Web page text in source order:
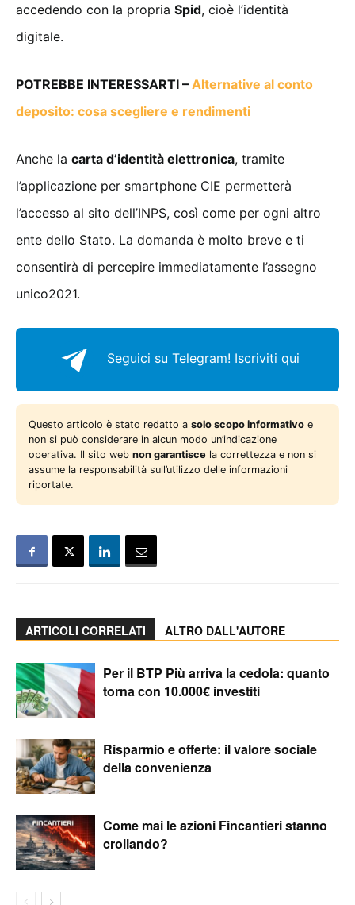
accedendo con la propria Spid, cioè l’identità
digitale.
POTREBBE INTERESSARTI – Alternative al conto
deposito: cosa scegliere e rendimenti
Anche la carta d’identità elettronica, tramite
l’applicazione per smartphone CIE permetterà
l’accesso al sito dell’INPS, così come per ogni altro
ente dello Stato. La domanda è molto breve e ti
consentirà di percepire immediatamente l’assegno
unico2021.
Seguici su Telegram! Iscriviti qui
Questo articolo è stato redatto a solo scopo informativo e
non si può considerare in alcun modo un’indicazione
operativa. Il sito web non garantisce la correttezza e non si
assume la responsabilità sull’utilizzo delle informazioni
riportate.
ARTICOLI CORRELATI ALTRO DALL'AUTORE
Per il BTP Più arriva la cedola: quanto
torna con 10.000€ investiti
Risparmio e offerte: il valore sociale
della convenienza
Come mai le azioni Fincantieri stanno
crollando?